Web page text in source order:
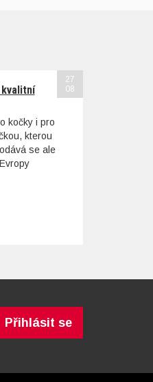
kvalitní
kočky i pro
kterou
se ale
27
08
Přihlásit se